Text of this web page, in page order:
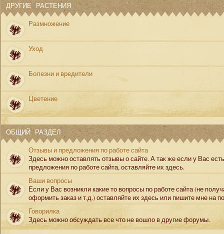
ДРУГИЕ РАСТЕНИЯ
Размножение
Уход
Болезни и вредители
Цветение
ОБЩИЙ РАЗДЕЛ
Отзывы и предложения по работе сайта
Здесь можно оставлять отзывы о сайте. А так же если у Вас есть
предложения по работе сайта, оставляйте их здесь.
Ваши вопросы
Если у Вас возникли какие то вопросы по работе сайта (не
оформить заказ и т.д.) оставляйте их здесь или пишите мне на
Говорилка
Здесь можно обсуждать все что не вошло в другие форумы.